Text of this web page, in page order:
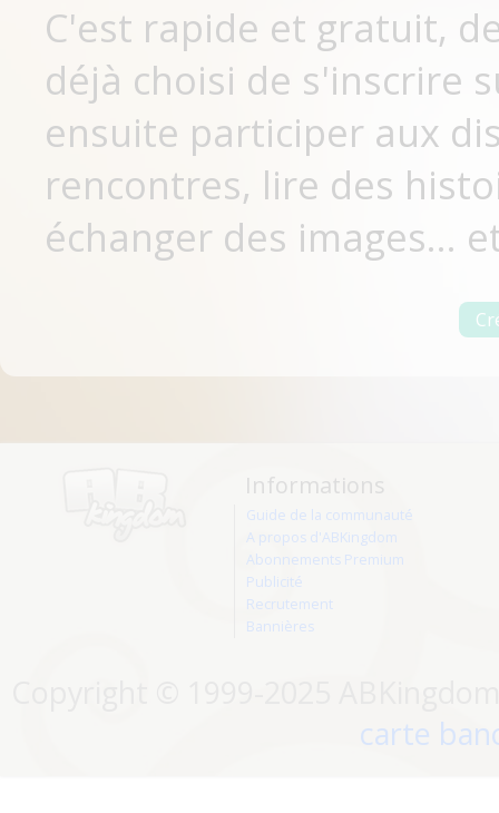
C'est rapide et gratuit,
déjà choisi de s'inscrire
ensuite participer aux
rencontres, lire des
échanger des images...
Informations
Guide de la communauté
A propos d'ABKingdom
Abonnements Premium
Publicité
Recrutement
Bannières
carte